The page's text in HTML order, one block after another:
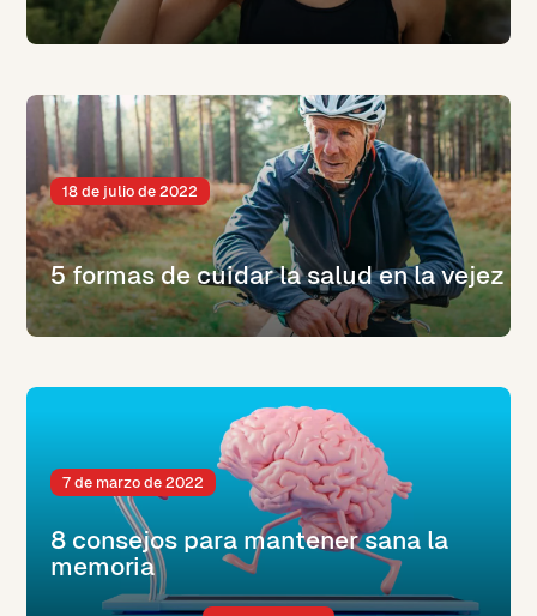
5 formas de cuidar la salud en la vejez
18 de julio de 2022
8 consejos para mantener sana la
memoria
7 de marzo de 2022